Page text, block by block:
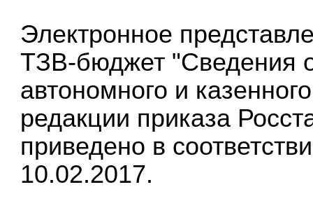
Электронное
ТЗВ-бюджет "Сведения
автономного и
редакции приказа
приведено в
10.02.2017.